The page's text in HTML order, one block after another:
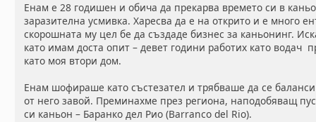
Енам е 28 годишен и обича да прекарва времето си в
заразителна усмивка. Харесва да е на открито и е много
скорошната му цел бе да създаде бизнес за каньонинг.
като имам доста опит – девет години работих като водач
като моя втори дом.
Енам шофираше като състезател и трябваше да се
от него завой. Преминахме през региона, наподобяващ
си каньон – Баранко дел Рио (Barranco del Rio).